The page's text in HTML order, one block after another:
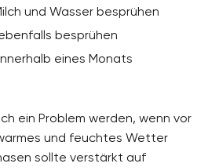
und Wasser besprühen
besprühen
eines Monats
ein Problem werden, wenn vor
und feuchtes Wetter
sollte verstärkt auf